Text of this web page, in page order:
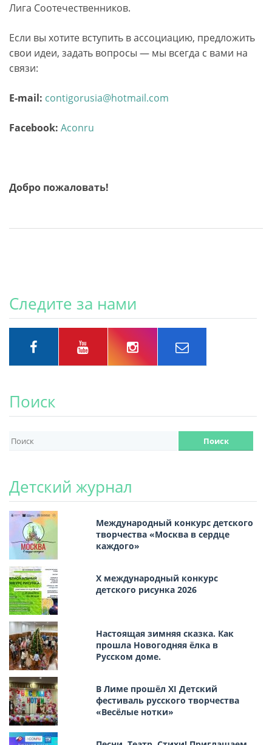
Лига Соотечественников.
Если вы хотите вступить в ассоциацию, предложить
свои идеи, задать вопросы — мы всегда с вами на
связи:
E-mail: contigorusia@hotmail.com
Facebook: Aconru
Добро пожаловать!
Следите за нами
Поиск
Детский журнал
Международный конкурс детского
творчества «Москва в сердце
каждого»
Х международный конкурс
детского рисунка 2026
Настоящая зимняя сказка. Как
прошла Новогодняя ёлка в
Русском доме.
В Лиме прошёл XI Детский
фестиваль русского творчества
«Весёлые нотки»